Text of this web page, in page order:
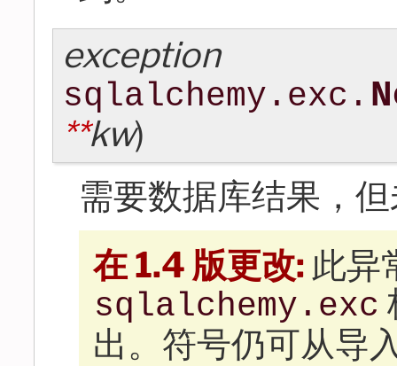
exception
sqlalchemy.exc.
**kw)
需要数据库结果，
在 1.4 版更改: 此异
sqlalchemy.exc
出。符号仍可从导